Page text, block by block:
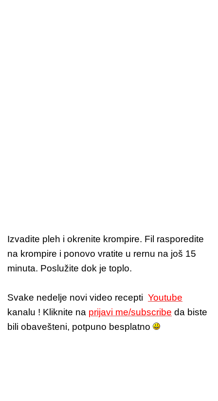
Izvadite pleh i okrenite krompire. Fil rasporedite
na krompire i ponovo vratite u rernu na još 15
minuta. Poslužite dok je toplo.
Svake nedelje novi video recepti Youtube
kanalu ! Kliknite na prijavi me/subscribe da biste
bili obavešteni, potpuno besplatno